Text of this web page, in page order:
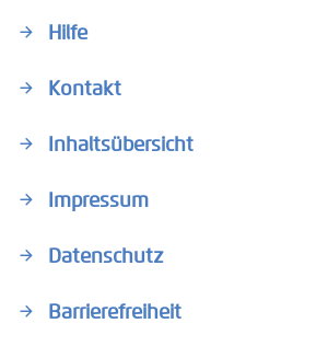
Hilfe
Kontakt
Inhaltsübersicht
Impressum
Datenschutz
Barrierefreiheit